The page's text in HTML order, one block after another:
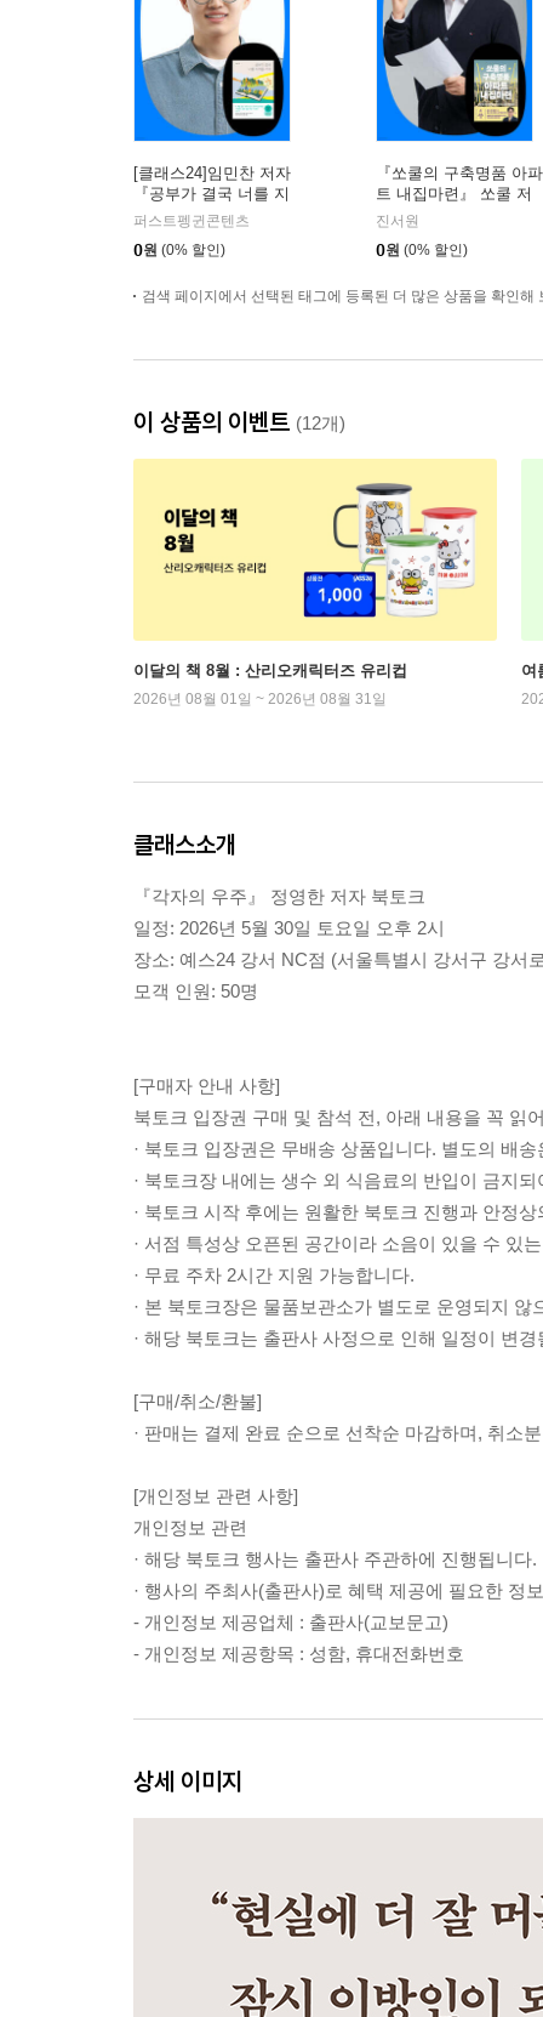
[클래스24]임민찬 저자
『공부가 결국 너를 지
켜줄 거야』온라인 북토
퍼스트펭귄콘텐츠
0원 (0% 할인)
『쏘쿨의 구축명품 아파
트 내집마련』 쏘쿨 저
자 온라인 북토크
진서원
0원 (0% 할인)
검색 페이지에서 선택된 태그에 등록된 더 많은 상품을 확인해
이 상품의 이벤트 (12개)
이달의 책 8월 : 산리오캐릭터즈 유리컵
2026년 08월 01일 ~ 2026년 08월 31일
여
클래스소개
『각자의 우주』 정영한 저자 북토크
일정: 2026년 5월 30일 토요일 오후 2시
장소: 예스24 강서 NC점 (서울특별시 강서구 강서
모객 인원: 50명
[구매자 안내 사항]
북토크 입장권 구매 및 참석 전, 아래 내용을 꼭 읽
· 북토크 입장권은 무배송 상품입니다. 별도의 배
· 북토크장 내에는 생수 외 식음료의 반입이 금지
· 북토크 시작 후에는 원활한 북토크 진행과 안정
· 서점 특성상 오픈된 공간이라 소음이 있을 수 있
· 무료 주차 2시간 지원 가능합니다.
· 본 북토크장은 물품보관소가 별도로 운영되지
· 해당 북토크는 출판사 사정으로 인해 일정이 변
[구매/취소/환불]
· 판매는 결제 완료 순으로 선착순 마감하며, 취소
[개인정보 관련 사항]
개인정보 관련
· 해당 북토크 행사는 출판사 주관하에 진행됩니다.
· 행사의 주최사(출판사)로 혜택 제공에 필요한 정
- 개인정보 제공업체 : 출판사(교보문고)
- 개인정보 제공항목 : 성함, 휴대전화번호
상세 이미지